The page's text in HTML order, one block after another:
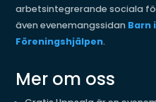
arbetsintegrerande sociala
även evenemangssidan Barn
Föreningshjälpen.
Mer om oss